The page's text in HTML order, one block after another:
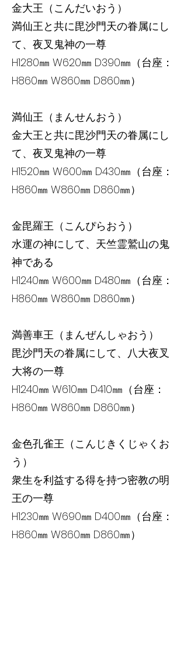
金大王（こんだいおう）
満仙王と共に毘沙門天の眷属にし
て、夜叉鬼神の一尊
H1280㎜ W620㎜ D390㎜（台座：
H860㎜ W860㎜ D860㎜）
満仙王（まんせんおう）
金大王と共に毘沙門天の眷属にし
て、夜叉鬼神の一尊
H1520㎜ W600㎜ D430㎜（台座：
H860㎜ W860㎜ D860㎜）
金毘羅王（こんぴらおう）
水運の神にして、天竺霊鷲山の鬼
神である
H1240㎜ W600㎜ D480㎜（台座：
H860㎜ W860㎜ D860㎜）
満善車王（まんぜんしゃおう）
毘沙門天の眷属にして、八大夜叉
大将の一尊
H1240㎜ W610㎜ D410㎜（台座：
H860㎜ W860㎜ D860㎜）
金色孔雀王（こんじきくじゃくお
う）
衆生を利益する得を持つ密教の明
王の一尊
H1230㎜ W690㎜ D400㎜（台座：
H860㎜ W860㎜ D860㎜）